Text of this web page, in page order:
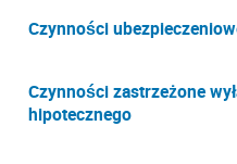
Czynności
Czynności zastrzeżone
hipotecznego